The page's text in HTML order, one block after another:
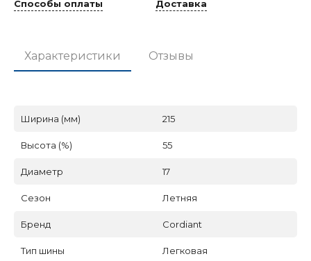
Способы оплаты Доставка
Характеристики Отзывы
Ширина (мм) 215
Высота (%) 55
Диаметр 17
Сезон Летняя
Бренд Cordiant
Тип шины Легковая